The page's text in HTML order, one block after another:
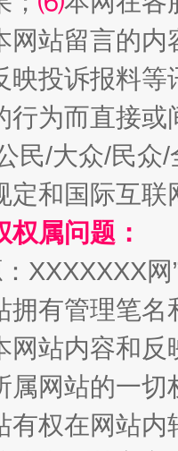
上场
规模
网站留言的内
映投诉报料
行为而直接
民/大众/民
定和国际互
属问题：
XXXXXXX
拥有管理笔
网站内容和
属网站的一
有权在网站